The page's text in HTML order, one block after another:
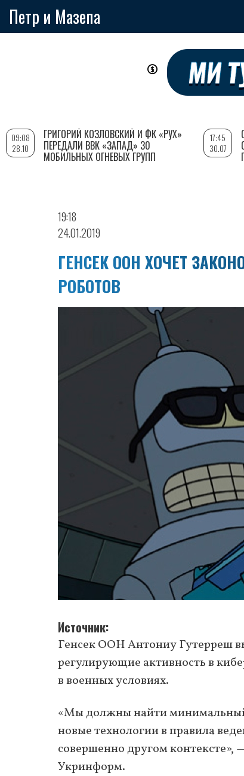
Петр и Мазепа
19:18
24.01.2019
ГЕНСЕК ООН ХОЧЕТ
РОБОТОВ
Источник
Генсек ООН Антониу Гутерреш
регулирующие активность в
в военных условиях.
«Мы должны найти минимальный
новые технологии в правила
совершенно другом контексте»,
Укринформ.
09:08
28.10
ГРИГОРИЙ КОЗЛОВСКИЙ И ФК «РУХ»
ПЕРЕДАЛИ ВВК «ЗАПАД» 30
МОБИЛЬНЫХ ОГНЕВЫХ ГРУПП
17:45
30.07